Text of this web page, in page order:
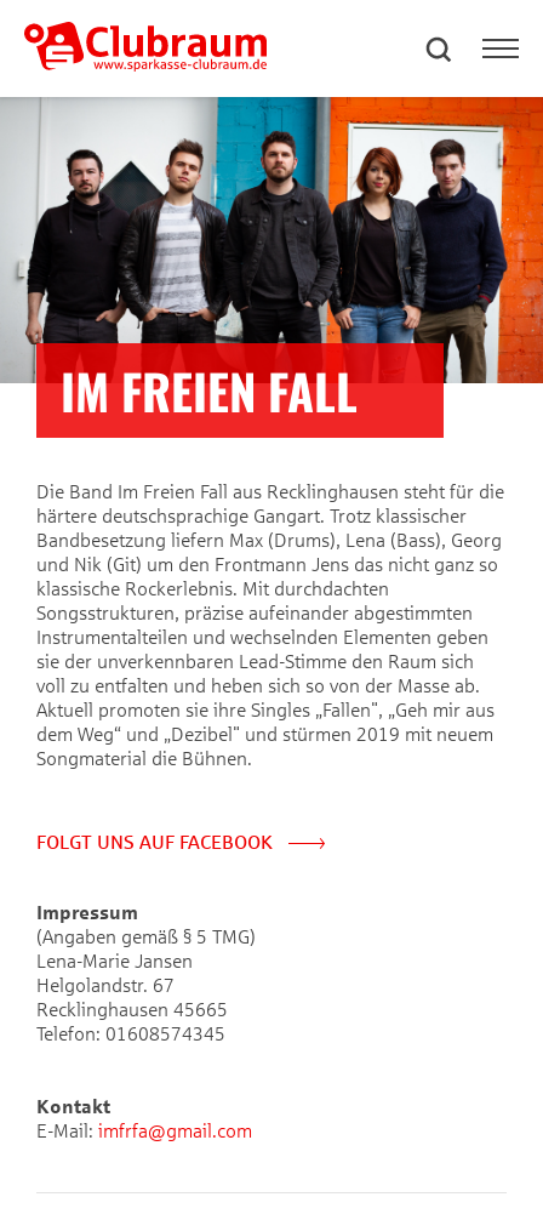
IM FREIEN FALL
Die Band Im Freien Fall aus Recklinghausen steht für die
härtere deutschsprachige Gangart. Trotz klassischer
Bandbesetzung liefern Max (Drums), Lena (Bass), Georg
und Nik (Git) um den Frontmann Jens das nicht ganz so
klassische Rockerlebnis. Mit durchdachten
Songsstrukturen, präzise aufeinander abgestimmten
Instrumentalteilen und wechselnden Elementen geben
sie der unverkennbaren Lead-Stimme den Raum sich
voll zu entfalten und heben sich so von der Masse ab.
Aktuell promoten sie ihre Singles „Fallen", „Geh mir aus
dem Weg“ und „Dezibel" und stürmen 2019 mit neuem
Songmaterial die Bühnen.
FOLGT UNS AUF FACEBOOK
Impressum
(Angaben gemäß § 5 TMG)
Lena-Marie Jansen
Helgolandstr. 67
Recklinghausen 45665
Telefon: 01608574345
Kontakt
E-Mail: imfrfa@gmail.com